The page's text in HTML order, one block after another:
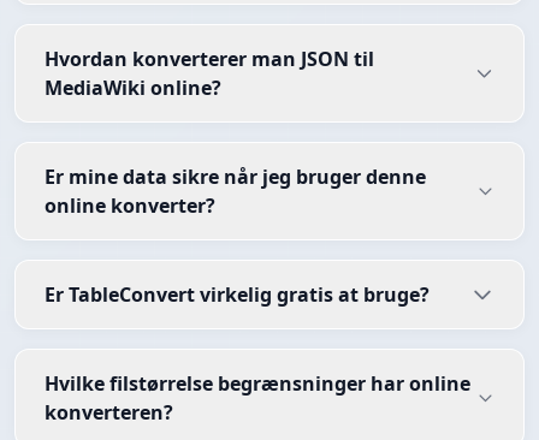
Hvordan konverterer man JSON til
MediaWiki online?
Er mine data sikre når jeg bruger denne
online konverter?
Er TableConvert virkelig gratis at bruge?
Hvilke filstørrelse begrænsninger har online
konverteren?